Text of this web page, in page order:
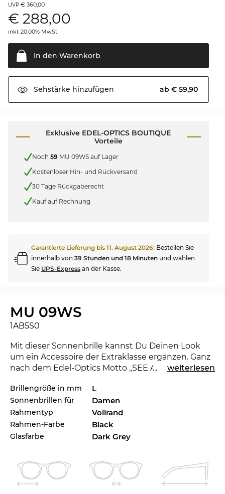
UVP € 360,00
€ 288,00
inkl. 20.00% MwSt.
In den Warenkorb
Sehstärke hinzufügen ab € 59,90
Exklusive EDEL-OPTICS BOUTIQUE
Vorteile
Noch 59 MU 09WS auf Lager
Kostenloser Hin- und Rückversand
30 Tage Rückgaberecht
Kauf auf Rechnung
Garantierte Lieferung bis 11. August 2026: Bestellen Sie
innerhalb von 39 Stunden und 18 Minuten und wählen
Sie UPS-Express an der Kasse.
MU 09WS
1AB5S0
Mit dieser Sonnenbrille kannst Du Deinen Look
um ein Accessoire der Extraklasse ergänzen. Ganz
nach dem Edel-Optics Motto „SEE AND BE SEEN“
und kannst in jeder Gesellschaft beeindrucken.
Mit der neuenMiu Miukannst du zeigen, dass du
ein Trendsetter bist. Für die laufende Saison setzt
das renommierte Label mit der Kollektion
Maßstäbe für 2022. Eine andere Farbe würde zu
09WS in unserem Sortiment der 2021er und
2022er Miu Mius.
... weiterlesen
Brillengröße in mm L
Sonnenbrillen für Damen
Rahmentyp Vollrand
Rahmen-Farbe Black
Glasfarbe Dark Grey